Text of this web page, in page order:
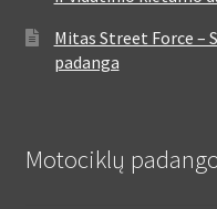
Mitas Street Force –
padanga
Motociklų